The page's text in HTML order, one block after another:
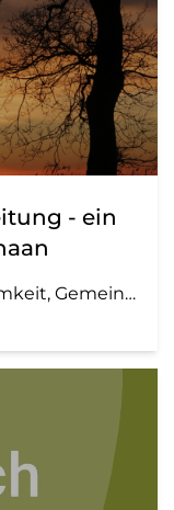
- ein
Sozialbegleitung